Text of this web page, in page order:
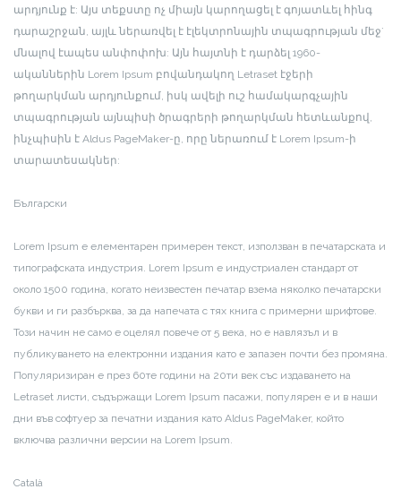
արդյունք է: Այս տեքստը ոչ միայն կարողացել է գոյատևել հինգ
դարաշրջան, այլև ներառվել է էլեկտրոնային տպագրության մեջ`
մնալով էապես անփոփոխ: Այն հայտնի է դարձել 1960-
ականներին Lorem Ipsum բովանդակող Letraset էջերի
թողարկման արդյունքում, իսկ ավելի ուշ համակարգչային
տպագրության այնպիսի ծրագրերի թողարկման հետևանքով,
ինչպիսին է Aldus PageMaker-ը, որը ներառում է Lorem Ipsum-ի
տարատեսակներ:
Български
Lorem Ipsum е елементарен примерен текст, използван в печатарската и
типографската индустрия. Lorem Ipsum е индустриален стандарт от
около 1500 година, когато неизвестен печатар взема няколко печатарски
букви и ги разбърква, за да напечата с тях книга с примерни шрифтове.
Този начин не само е оцелял повече от 5 века, но е навлязъл и в
публикуването на електронни издания като е запазен почти без промяна.
Популяризиран е през 60те години на 20ти век със издаването на
Letraset листи, съдържащи Lorem Ipsum пасажи, популярен е и в наши
дни във софтуер за печатни издания като Aldus PageMaker, който
включва различни версии на Lorem Ipsum.
Català